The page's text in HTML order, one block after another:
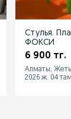
Стулья.
ФОКСИ
6 900 тг.
Алматы,
2026 ж. 04